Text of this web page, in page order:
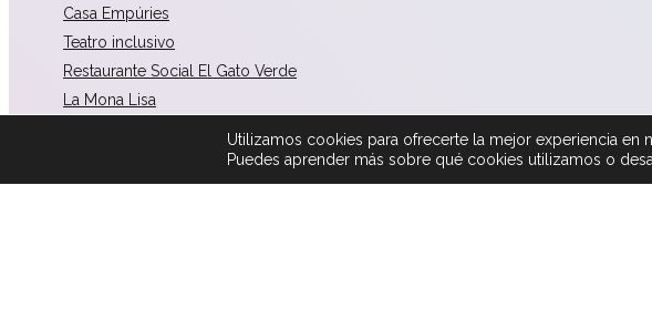
Casa Empúries
Teatro inclusivo
Restaurante Social El Gato Verde
La Mona Lisa
Utilizamos cookies para ofrecerte la mejor experiencia en
Puedes aprender más sobre qué cookies utilizamos o